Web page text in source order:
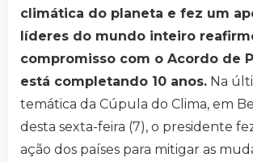
climática do planeta e fez um
líderes do mundo inteiro
compromisso com o Acordo de
está completando 10 anos. Na
temática da Cúpula do Clima, em
desta sexta-feira (7), o presidente
ação dos países para mitigar as